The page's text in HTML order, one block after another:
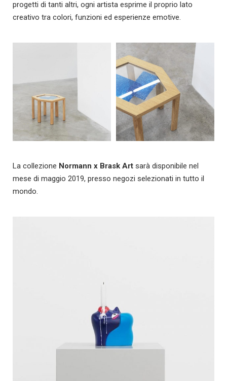
progetti di tanti altri, ogni artista esprime il proprio lato
creativo tra colori, funzioni ed esperienze emotive.
La collezione Normann x Brask Art sarà disponibile nel
mese di maggio 2019, presso negozi selezionati in tutto il
mondo.